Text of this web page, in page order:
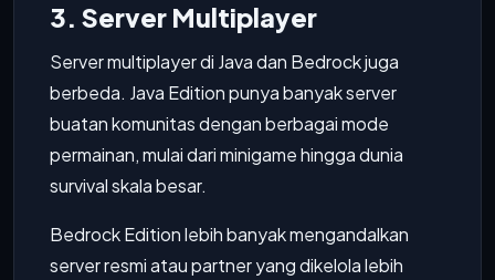
3. Server Multiplayer
Server multiplayer di Java dan Bedrock juga
berbeda. Java Edition punya banyak server
buatan komunitas dengan berbagai mode
permainan, mulai dari minigame hingga dunia
survival skala besar.
Bedrock Edition lebih banyak mengandalkan
server resmi atau partner yang dikelola lebih